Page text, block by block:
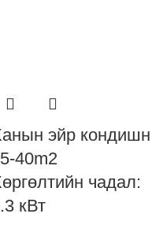
эйр кондишн
40m2
чадал:
кВт